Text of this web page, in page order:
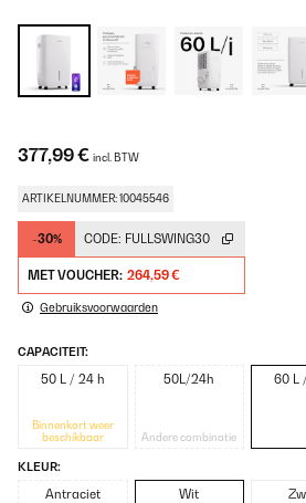
377,99 € incl. BTW
ARTIKELNUMMER: 10045546
-30% CODE: FULLSWING30
MET VOUCHER: 264,59 €
Gebruiksvoorwaarden
CAPACITEIT:
50 L / 24 h
Binnenkort weer
beschikbaar
50L/24h
Andere combinatie
60 L
KLEUR:
Antraciet Wit